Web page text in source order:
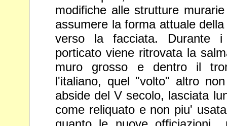
modifiche alle strutture
assumere la forma attuale
verso la facciata. Durante
porticato viene ritrovata la
muro grosso e dentro il
l'italiano, quel "volto" altro
abside del V secolo, lasciata
come reliquato e non piu'